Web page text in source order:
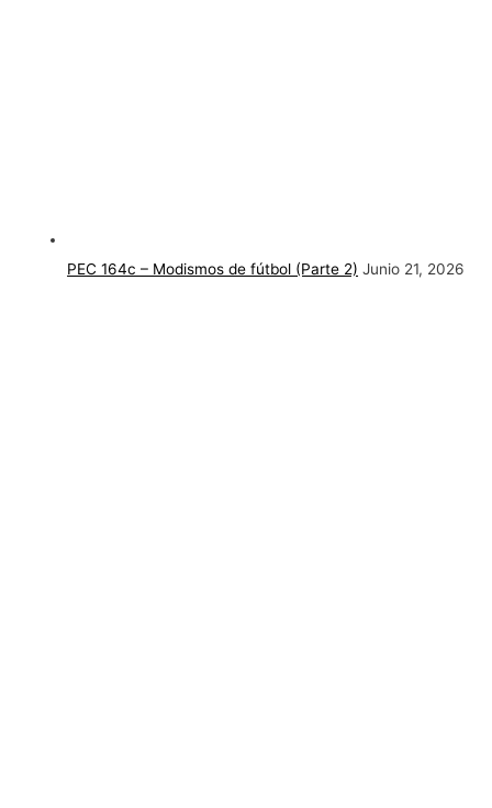
PEC 164c – Modismos de fútbol (Parte 2) Junio 21, 2026